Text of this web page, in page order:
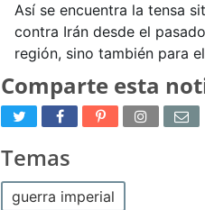
Así se encuentra la tensa
contra Irán desde el
región, sino también para
Comparte esta
Temas
guerra imperial